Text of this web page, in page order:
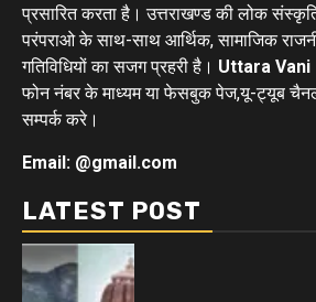
प्रसारित करता है। उत्तराखण्ड की लोक
परंपराओ के साथ-साथ आर्थिक, सामाजिक
गतिविधियों का सजग प्रहरी है। Uttara Vani
फोन नंबर के माध्यम या फेसबुक पेज,यू-ट्यूब
सम्पर्क करे।
Email: @gmail.com
LATEST POST